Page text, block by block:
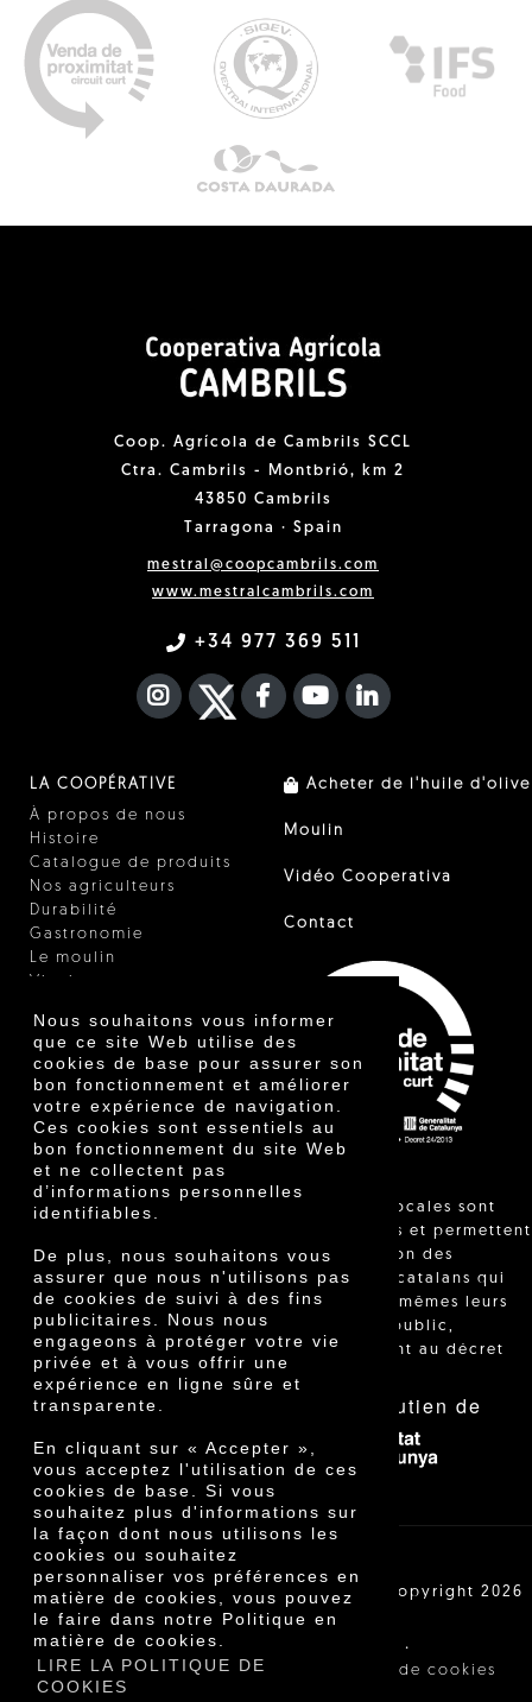
Nous souhaitons vous informer
que ce site Web utilise des
cookies de base pour assurer son
bon fonctionnement et améliorer
votre expérience de navigation.
Ces cookies sont essentiels au
bon fonctionnement du site Web
et ne collectent pas
d’informations personnelles
identifiables.
De plus, nous souhaitons vous
assurer que nous n'utilisons pas
de cookies de suivi à des fins
publicitaires. Nous nous
engageons à protéger votre vie
privée et à vous offrir une
expérience en ligne sûre et
transparente.
En cliquant sur « Accepter »,
vous acceptez l'utilisation de ces
cookies de base. Si vous
souhaitez plus d'informations sur
la façon dont nous utilisons les
cookies ou souhaitez
personnaliser vos préférences en
matière de cookies, vous pouvez
le faire dans notre Politique en
matière de cookies.
LIRE LA POLITIQUE DE
COOKIES
Coop. Agrícola de Cambrils SCCL
Ctra. Cambrils - Montbrió, km 2
43850 Cambrils
Tarragona · Spain
mestral@coopcambrils.com
www.mestralcambrils.com
+34 977 369 511
INSTAGRAM
TWITTER
FACEBOOK F
YOUTUBEFA LINKEDIN
LA COOPÉRATIVE
À propos de nous
Histoire
Catalogue de produits
Nos agriculteurs
Durabilité
Gastronomie
Le moulin
Certificats
Prix
Innovation
Acheter de l'huile d'olive
Moulin
Vidéo Cooperativa
Contact
"Les ventes locales sont
réglementées et permettent
l'identification des
agriculteurs catalans qui
vendent eux-mêmes leurs
produits au public,
conformément au décret
Avec le soutien de
Cooperativa Agrícola de Cambrils SCCL | Copyright 2026
©
Avis légal· ·
Politique de confidentialité Politique de cookies